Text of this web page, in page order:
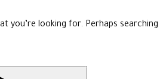
you’re looking for. Perhaps searching